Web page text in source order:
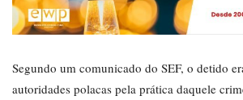
Segundo um comunicado do SEF, o detido
autoridades polacas pela prática daquele